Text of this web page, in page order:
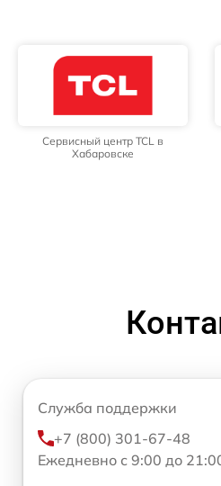
Сервисный центр TCL в
Хабаровске
Служба поддержки
+7 (800) 301-67-48
Ежедневно с 9:00 до